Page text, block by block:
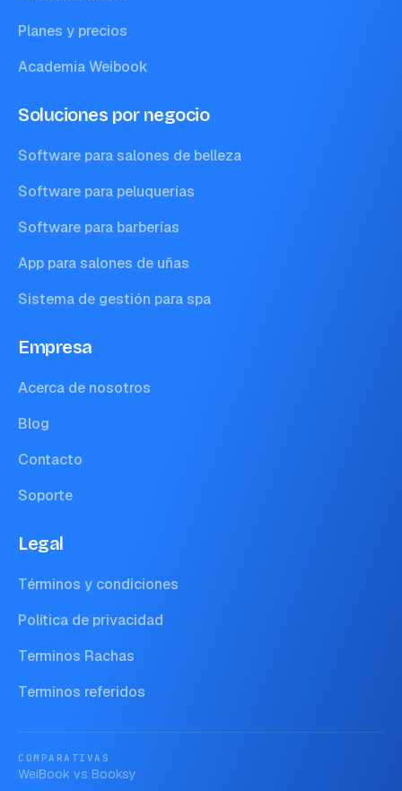
Planes y precios
Academia Weibook
Soluciones por negocio
Software para salones de belleza
Software para peluquerías
Software para barberías
App para salones de uñas
Sistema de gestión para spa
Empresa
Acerca de nosotros
Blog
Contacto
Soporte
Legal
Términos y condiciones
Política de privacidad
Terminos Rachas
Terminos referidos
COMPARATIVAS
WeiBook vs Booksy